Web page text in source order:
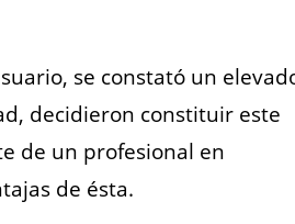
se constató un
decidieron constituir este
de un profesional en
de ésta.